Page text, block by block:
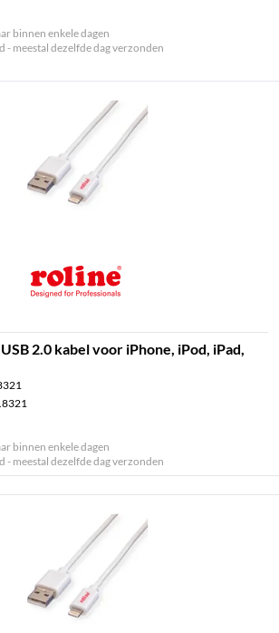
binnen enkele dagen
- meestal dezelfde dag verzonden
2.0 kabel voor iPhone, iPod, iPad,
binnen enkele dagen
- meestal dezelfde dag verzonden